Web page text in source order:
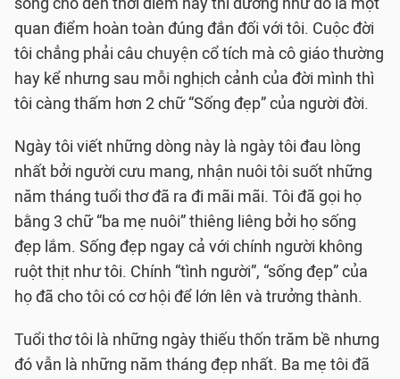
quan điểm hoàn toàn đúng đắn đối với tôi. Cuộc đời
tôi chẳng phải câu chuyện cổ tích mà cô giáo thường
hay kể nhưng sau mỗi nghịch cảnh của đời mình thì
tôi càng thấm hơn 2 chữ “Sống đẹp” của người đời.
Ngày tôi viết những dòng này là ngày tôi đau lòng
nhất bởi người cưu mang, nhận nuôi tôi suốt những
năm tháng tuổi thơ đã ra đi mãi mãi. Tôi đã gọi họ
bằng 3 chữ “ba mẹ nuôi” thiêng liêng bởi họ sống
đẹp lắm. Sống đẹp ngay cả với chính người không
ruột thịt như tôi. Chính “tình người”, “sống đẹp” của
họ đã cho tôi có cơ hội để lớn lên và trưởng thành.
Tuổi thơ tôi là những ngày thiếu thốn trăm bề nhưng
đó vẫn là những năm tháng đẹp nhất. Ba mẹ tôi đã